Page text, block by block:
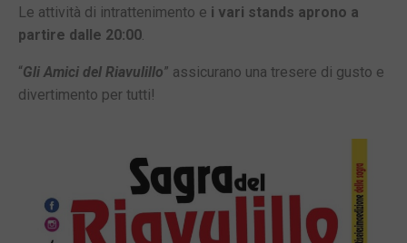
Le attività di intrattenimento e i vari stands aprono a
partire dalle 20:00.
“Gli Amici del Riavulillo” assicurano una tresere di gusto e
divertimento per tutti!